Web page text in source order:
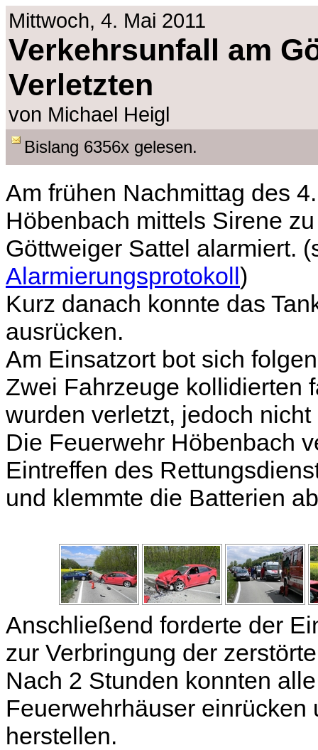
Mittwoch, 4. Mai 2011
Verkehrsunfall am
Verletzten
von Michael Heigl
Bislang 6356x gelesen.
Am frühen Nachmittag des
Höbenbach mittels Sirene
Göttweiger Sattel alarmiert.
Alarmierungsprotokoll)
Kurz danach konnte das
ausrücken.
Am Einsatzort bot sich
Zwei Fahrzeuge kollidierten
wurden verletzt, jedoch
Die Feuerwehr Höbenbach
Eintreffen des
und klemmte die Batterien
Anschließend forderte der
zur Verbringung der
Nach 2 Stunden konnten
Feuerwehrhäuser
herstellen.